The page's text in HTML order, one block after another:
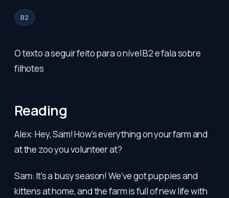
B2
O texto a seguir feito para o nível B2 e fala sobre
filhotes
Reading
Alex: Hey, Sam! How's everything on your farm and
at the zoo you volunteer at?
Sam: It's a busy season! We've got puppies and
kittens at home, and the farm is full of new life with